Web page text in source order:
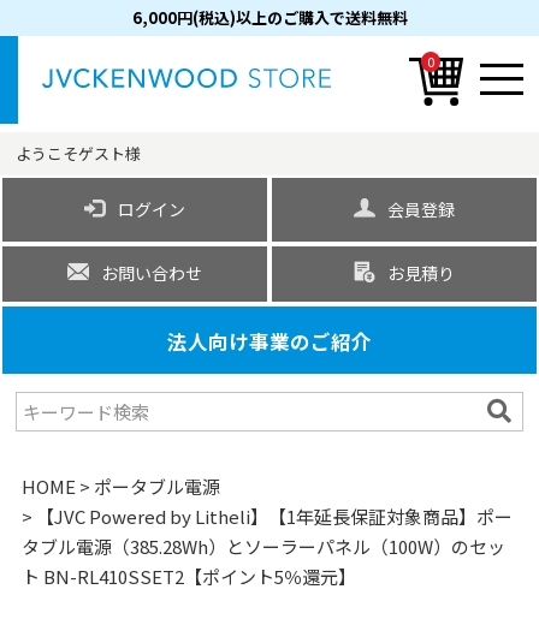
6,000円(税込)以上のご購入で送料無料
0
ようこそゲスト様
ログイン 会員登録
お問い合わせ お見積り
法人向け事業のご紹介
HOME
ポータブル電源
【JVC Powered by Litheli】【1年延長保証対象商品】ポー
タブル電源（385.28Wh）とソーラーパネル（100W）のセッ
ト BN-RL410SSET2【ポイント5％還元】